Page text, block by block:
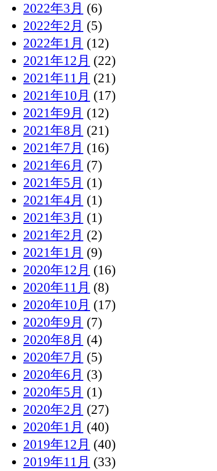
2022年3月 (6)
2022年2月 (5)
2022年1月 (12)
2021年12月 (22)
2021年11月 (21)
2021年10月 (17)
2021年9月 (12)
2021年8月 (21)
2021年7月 (16)
2021年6月 (7)
2021年5月 (1)
2021年4月 (1)
2021年3月 (1)
2021年2月 (2)
2021年1月 (9)
2020年12月 (16)
2020年11月 (8)
2020年10月 (17)
2020年9月 (7)
2020年8月 (4)
2020年7月 (5)
2020年6月 (3)
2020年5月 (1)
2020年2月 (27)
2020年1月 (40)
2019年12月 (40)
2019年11月 (33)